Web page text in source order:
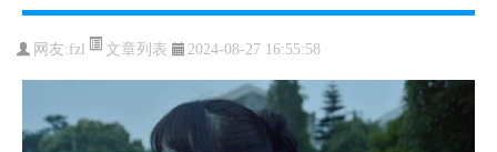
网友:fzl 文章列表 2024-08-27 16:55:58